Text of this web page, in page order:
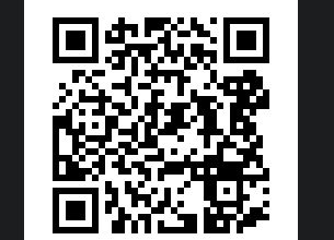
12年目。
☆大会
・KPOP COVER DANCE FESTIVAL
・UNIKP vol.0, vol.1, vol,2優勝
・DREAM ON! vol.19 CJ Japan賞受賞
☆その他
・YouTube, TikTok 【passion project】